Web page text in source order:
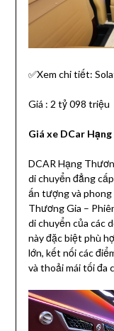
✅Xem chi tiết:
Giá : 2 tỷ 098 triệu
Giá xe DCar
DCAR Hạng
di chuyển đẳng
ấn tượng và phong
Thương Gia –
di chuyển của các
này đặc biệt phù
lớn, kết nối các
và thoải mái tối đa